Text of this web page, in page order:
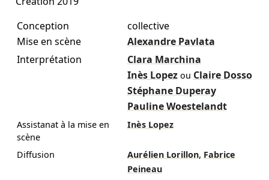
Conception
collective
Mise en scène
Alexandre Pavlata
Interprétation
Clara Marchina
Inès Lopez ou Claire Dosso
Stéphane Duperay
Pauline Woestelandt
Assistanat à la mise en
scène
Inès Lopez
Diffusion Aurélien Lorillon, Fabrice
Peineau